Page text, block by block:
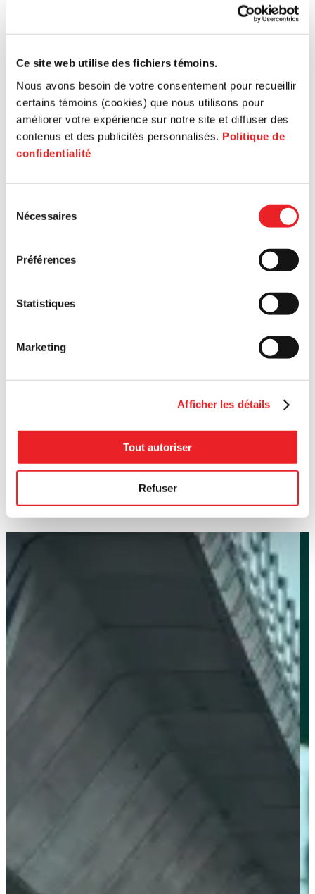
Ce site web utilise des fichiers témoins.
Nous avons besoin de votre consentement pour recueillir
certains témoins (cookies) que nous utilisons pour
améliorer votre expérience sur notre site et diffuser des
contenus et des publicités personnalisés. Politique de
confidentialité
Nécessaires
Préférences
Statistiques
Marketing
Afficher les détails
Tout autoriser
Refuser
Article
Rapport annuel immobilier 2025 | PME MTL Ouest-de-l’Île
21 mai
Ouest-de-l'Île